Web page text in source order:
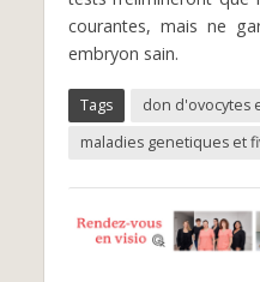
courantes, mais ne
embryon sain.
Tags
don d'ovocytes
maladies genetiques et